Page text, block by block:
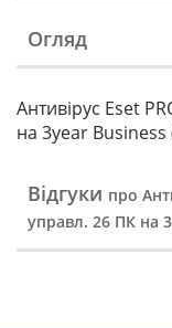
Огляд
Антивірус Eset
на 3year Business
Відгуки про
управл. 26 ПК на